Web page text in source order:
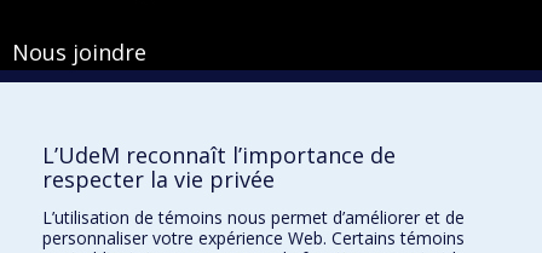
Nous joindre
Montréal (Québec) H3T 1J4
Courriel : secretariat-general@umontreal.ca
Admission
L’UdeM reconnaît l’importance de
respecter la vie privée
L’utilisation de témoins nous permet d’améliorer et de
personnaliser votre expérience Web. Certains témoins